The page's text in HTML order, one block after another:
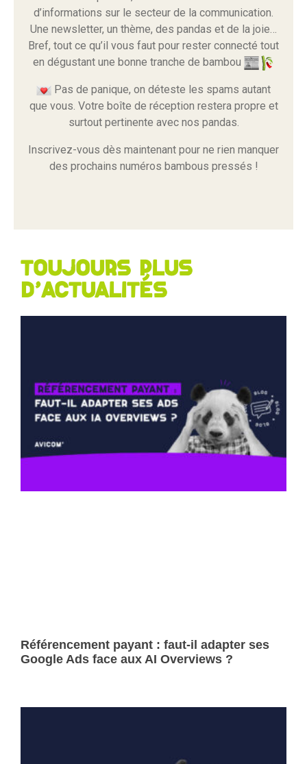
d’informations sur le secteur de la communication.
Une newsletter, un thème, des pandas et de la joie…
Bref, tout ce qu’il vous faut pour rester connecté tout
en dégustant une bonne tranche de bambou
Pas de panique, on déteste les spams autant
que vous. Votre boîte de réception restera propre et
surtout pertinente avec nos pandas.
Inscrivez-vous dès maintenant pour ne rien manquer
des prochains numéros bambous pressés !
Toujours plus
d'actualités
Référencement payant : faut-il adapter ses
Google Ads face aux AI Overviews ?